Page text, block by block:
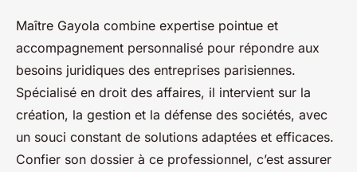
Maître Gayola combine expertise pointue et
accompagnement personnalisé pour répondre aux
besoins juridiques des entreprises parisiennes.
Spécialisé en droit des affaires, il intervient sur la
création, la gestion et la défense des sociétés, avec
un souci constant de solutions adaptées et efficaces.
Confier son dossier à ce professionnel, c’est assurer